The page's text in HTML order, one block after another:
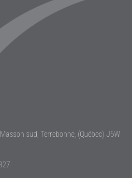
sud, Terrebonne, (Québec) J6W